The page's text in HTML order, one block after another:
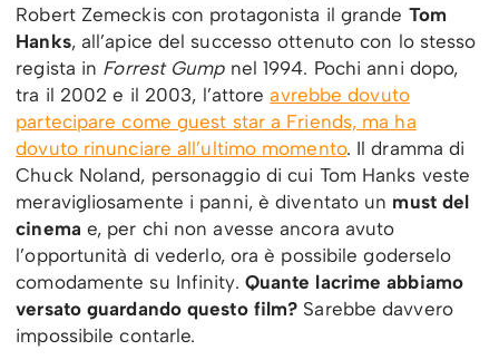
Robert Zemeckis con protagonista il grande Tom
Hanks, all’apice del successo ottenuto con lo stesso
regista in Forrest Gumpnel 1994. Pochi anni dopo,
tra il 2002 e il 2003, l’attoreavrebbe dovuto
partecipare come guest star a Friends, ma ha
dovuto rinunciare all’ultimo momento. Il dramma di
Chuck Noland, personaggio di cui Tom Hanks veste
meravigliosamente i panni, è diventato un must del
cinema e, per chi non avesse ancora avuto
l’opportunità di vederlo, ora è possibile goderselo
comodamente su Infinity. Quante lacrime abbiamo
versato guardando questo film? Sarebbe davvero
impossibile contarle.